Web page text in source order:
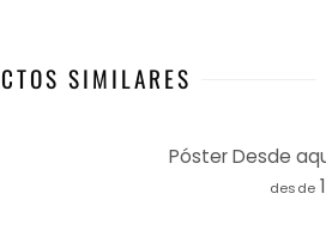
SIMILARES
Póster Desde
desde